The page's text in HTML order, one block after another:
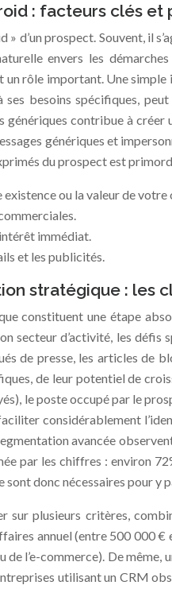
: facteurs clés et
d’un prospect. Souvent, il
envers les
rôle important. Une
besoins spécifiques,
contribue à créer
génériques et
du prospect est
ou la valeur de votre
immédiat.
et les publicités.
stratégique : les
constituent une étape
secteur d’activité, les
de presse, les articles de
de leur potentiel de
le poste occupé par le
considérablement
avancée
par les chiffres : environ
donc nécessaires pour y
sur plusieurs critères,
annuel (entre 500 000
l’e-commerce). De
utilisant un CRM